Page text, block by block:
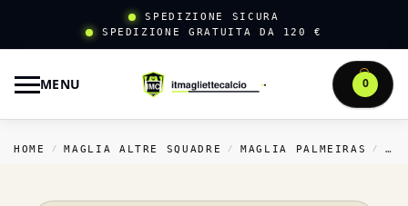
SPEDIZIONE SICURA
SPEDIZIONE GRATUITA DA 120 €
MENU 0
HOME / MAGLIA ALTRE SQUADRE / MAGLIA PALMEIRAS /